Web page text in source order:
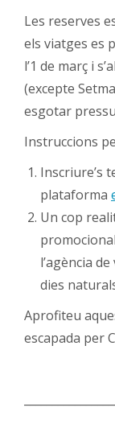
Les reserves
els viatges es
l’1 de març i
(excepte
esgotar
Instruccions
Inscriure’s
plataforma
Un cop
l’agència
dies
Aprofiteu
escapada per